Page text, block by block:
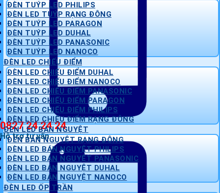
0827 24 24 24
Hỗ trợ tư vấn
ĐÈN TUÝP LED PHILIPS
ĐÈN LED TUÝP RẠNG ĐÔNG
ĐÈN TUÝP LED PARAGON
ĐÈN TUÝP LED DUHAL
ĐÈN TUÝP LED PANASONIC
ĐÈN TUÝP LED NANOCO
ĐÈN LED CHIẾU ĐIỂM
ĐÈN LED CHIẾU ĐIỂM DUHAL
ĐÈN LED CHIẾU ĐIỂM NANOCO
ĐÈN LED CHIẾU ĐIỂM PANASONIC
ĐÈN LED CHIẾU ĐIỂM PARAGON
ĐÈN LED CHIẾU ĐIỂM PHILIPS
ĐÈN LED CHIẾU ĐIỂM RẠNG ĐÔNG
ĐÈN LED BÁN NGUYỆT
ĐÈN BÁN NGUYỆT RẠNG ĐÔNG
ĐÈN LED BÁN NGUYỆT PHILIPS
ĐÈN LED BÁN NGUYỆT PANASONIC
ĐÈN LED BÁN NGUYỆT DUHAL
ĐÈN LED BÁN NGUYỆT NANOCO
ĐÈN LED ỐP TRẦN